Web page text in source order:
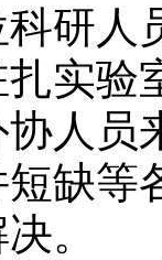
研人
实验
人员
缺等
。